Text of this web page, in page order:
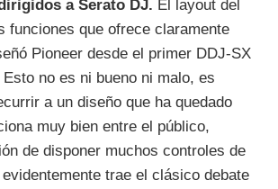
a Serato DJ. El layout del
funciones que ofrece claramente
Pioneer desde el primer DDJ-SX
no es ni bueno ni malo, es
a un diseño que ha quedado
muy bien entre el público,
de disponer muchos controles de
trae el clásico debate